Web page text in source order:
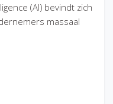
(AI) bevindt zich
massaal